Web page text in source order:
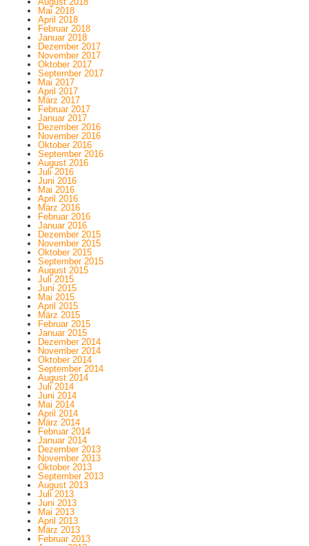
Mai 2018
April 2018
Februar 2018
Januar 2018
Dezember 2017
November 2017
Oktober 2017
September 2017
Mai 2017
April 2017
März 2017
Februar 2017
Januar 2017
Dezember 2016
November 2016
Oktober 2016
September 2016
August 2016
Juli 2016
Juni 2016
Mai 2016
April 2016
März 2016
Februar 2016
Januar 2016
Dezember 2015
November 2015
Oktober 2015
September 2015
August 2015
Juli 2015
Juni 2015
Mai 2015
April 2015
März 2015
Februar 2015
Januar 2015
Dezember 2014
November 2014
Oktober 2014
September 2014
August 2014
Juli 2014
Juni 2014
Mai 2014
April 2014
März 2014
Februar 2014
Januar 2014
Dezember 2013
November 2013
Oktober 2013
September 2013
August 2013
Juli 2013
Juni 2013
Mai 2013
April 2013
März 2013
Februar 2013